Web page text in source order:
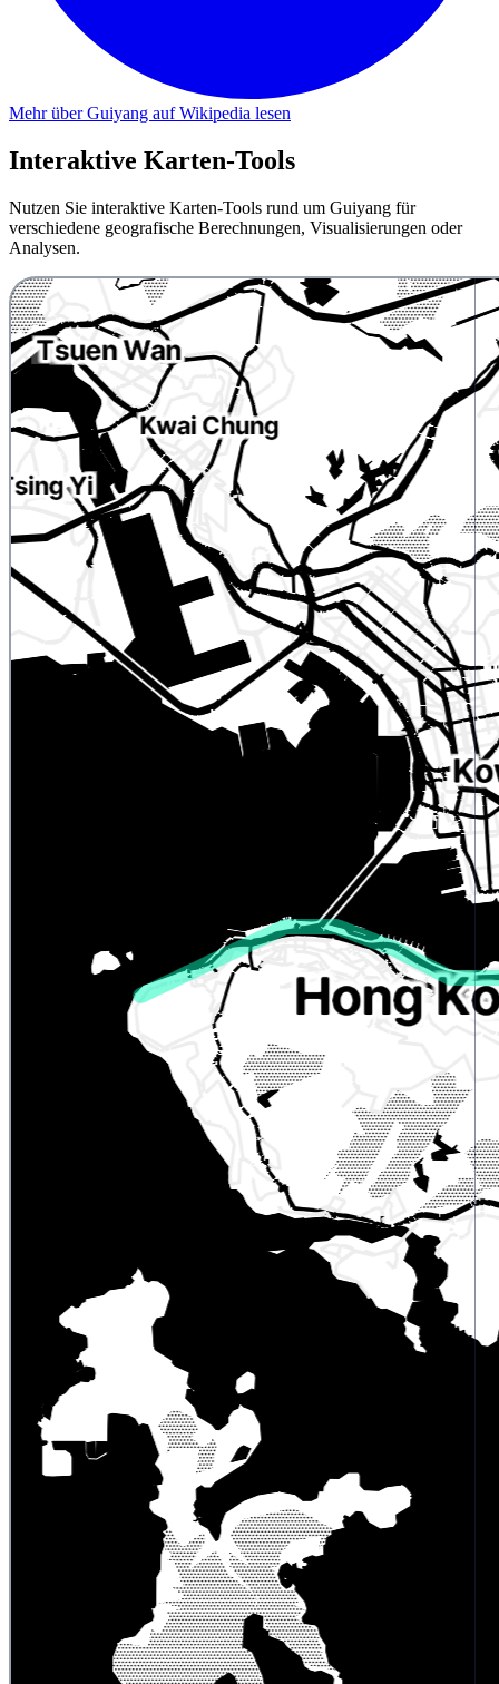
Mehr über Guiyang auf Wikipedia lesen
Interaktive Karten-Tools
Nutzen Sie interaktive Karten-Tools rund um Guiyang für
verschiedene geografische Berechnungen, Visualisierungen oder
Analysen.